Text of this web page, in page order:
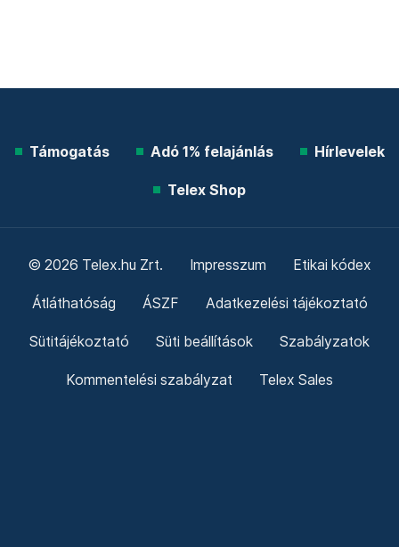
Támogatás Adó 1% felajánlás Hírlevelek
Telex Shop
© 2026 Telex.hu Zrt. Impresszum Etikai kódex
Átláthatóság ÁSZF Adatkezelési tájékoztató
Sütitájékoztató Süti beállítások Szabályzatok
Kommentelési szabályzat Telex Sales